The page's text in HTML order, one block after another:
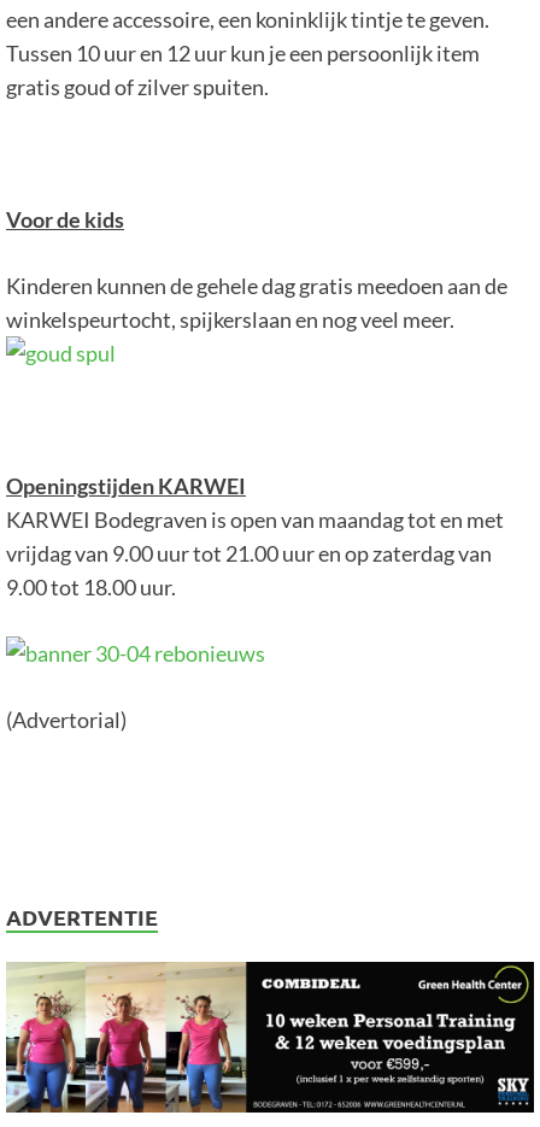
een andere accessoire, een koninklijk tintje te geven.
Tussen 10 uur en 12 uur kun je een persoonlijk item
gratis goud of zilver spuiten.
Voor de kids
Kinderen kunnen de gehele dag gratis meedoen aan de
winkelspeurtocht, spijkerslaan en nog veel meer.
Openingstijden KARWEI
KARWEI Bodegraven is open van maandag tot en met
vrijdag van 9.00 uur tot 21.00 uur en op zaterdag van
9.00 tot 18.00 uur.
(Advertorial)
ADVERTENTIE